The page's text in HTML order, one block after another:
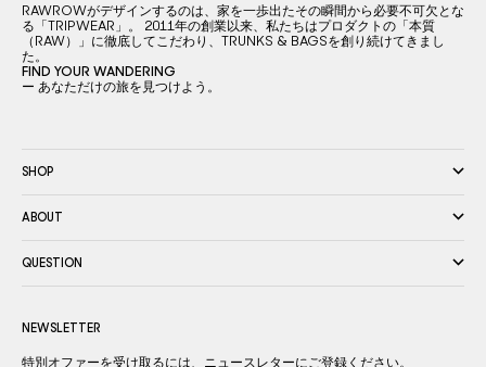
RAWROWがデザインするのは、家を一歩出たその瞬間から必要不可欠とな
る「TRIPWEAR」。 2011年の創業以来、私たちはプロダクトの「本質
（RAW）」に徹底してこだわり、TRUNKS & BAGSを創り続けてきまし
た。
FIND YOUR WANDERING
ー あなただけの旅を見つけよう。
SHOP
ABOUT
QUESTION
NEWSLETTER
特別オファーを受け取るには、ニュースレターにご登録ください。